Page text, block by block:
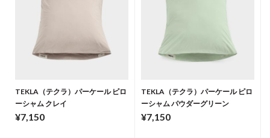
TEKLA（テクラ）パーケール ピロ
ーシャム クレイ
¥7,150
TEKLA（テクラ）パーケール ピロ
ーシャム パウダーグリーン
¥7,150